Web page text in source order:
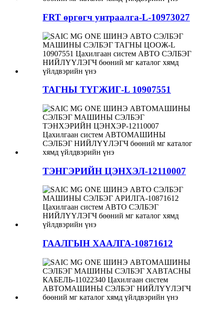
FRT өргөгч унтраалга-L-10973027
ТАГНЫ ТҮГЖИГ-L 10907551
ТЭНГЭРИЙН ЦЭНХЭЛ-12110007
ГААЛГЫН ХААЛГА-10871612